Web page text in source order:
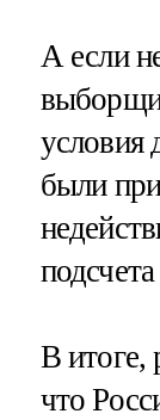
А если
условия
были
В итоге,
что